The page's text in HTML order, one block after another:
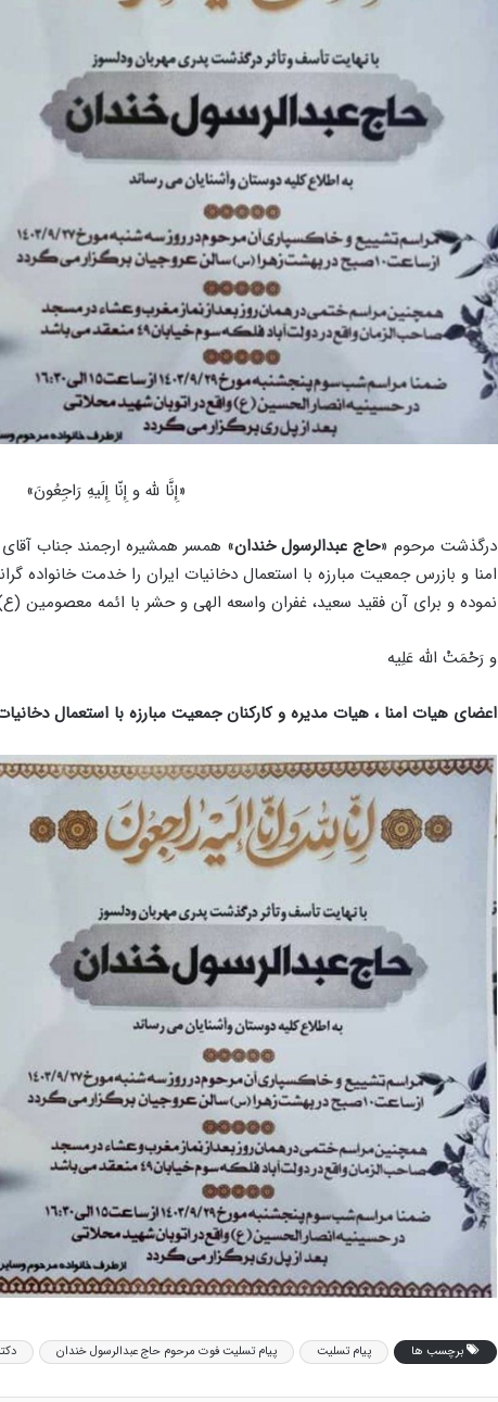
«إِنَّا للّه و إِنّا إِلَیهِ رَاجِعُونَ»
درگذشت مرحوم «حاج عبدالرسول خندان» همسر همشیره ارجمند جناب
امنا و بازرس جمعیت مبارزه با استعمال دخانیات ایران را خدمت خانواده
نموده و برای آن فقید سعید، غفران واسعه الهی و حشر با ائمه معصومین
و رَحْمَتْ الله عَلِیه
اعضای هیات امنا ، هیات مدیره و کارکنان جمعیت مبارزه با استعمال
برچسب ها پیام تسلیت پیام تسلیت فوت مرحوم حاج عبدالرسول خندان